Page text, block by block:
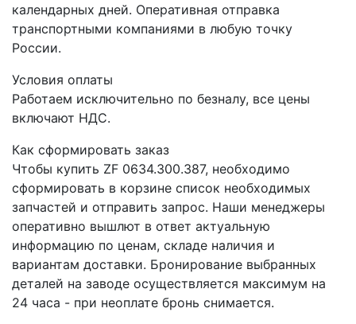
календарных дней. Оперативная отправка
транспортными компаниями в любую точку
России.
Условия оплаты
Работаем исключительно по безналу, все цены
включают НДС.
Как сформировать заказ
Чтобы купить ZF 0634.300.387, необходимо
сформировать в корзине список необходимых
запчастей и отправить запрос. Наши менеджеры
оперативно вышлют в ответ актуальную
информацию по ценам, складе наличия и
вариантам доставки. Бронирование выбранных
деталей на заводе осуществляется максимум на
24 часа - при неоплате бронь снимается.